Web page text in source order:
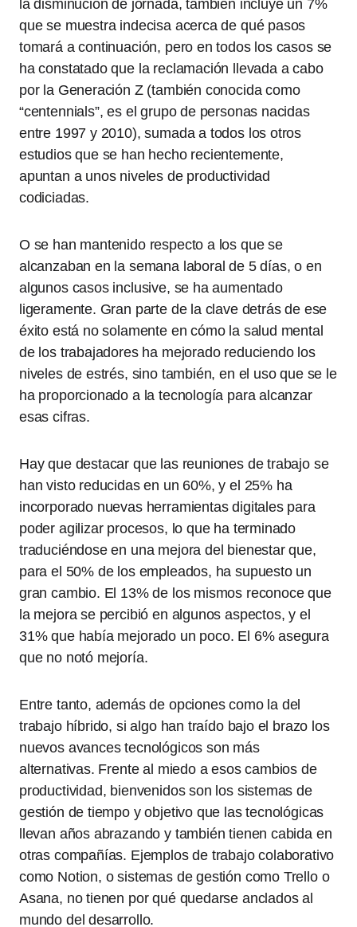
la disminución de jornada, también incluye un 7%
que se muestra indecisa acerca de qué pasos
tomará a continuación, pero en todos los casos se
ha constatado que la reclamación llevada a cabo
por la Generación Z (también conocida como
“centennials”, es el grupo de personas nacidas
entre 1997 y 2010), sumada a todos los otros
estudios que se han hecho recientemente,
apuntan a unos niveles de productividad
codiciadas.
O se han mantenido respecto a los que se
alcanzaban en la semana laboral de 5 días, o en
algunos casos inclusive, se ha aumentado
ligeramente. Gran parte de la clave detrás de ese
éxito está no solamente en cómo la salud mental
de los trabajadores ha mejorado reduciendo los
niveles de estrés, sino también, en el uso que se le
ha proporcionado a la tecnología para alcanzar
esas cifras.
Hay que destacar que las reuniones de trabajo se
han visto reducidas en un 60%, y el 25% ha
incorporado nuevas herramientas digitales para
poder agilizar procesos, lo que ha terminado
traduciéndose en una mejora del bienestar que,
para el 50% de los empleados, ha supuesto un
gran cambio. El 13% de los mismos reconoce que
la mejora se percibió en algunos aspectos, y el
31% que había mejorado un poco. El 6% asegura
que no notó mejoría.
Entre tanto, además de opciones como la del
trabajo híbrido, si algo han traído bajo el brazo los
nuevos avances tecnológicos son más
alternativas. Frente al miedo a esos cambios de
productividad, bienvenidos son los sistemas de
gestión de tiempo y objetivo que las tecnológicas
llevan años abrazando y también tienen cabida en
otras compañías. Ejemplos de trabajo colaborativo
como Notion, o sistemas de gestión como Trello o
Asana, no tienen por qué quedarse anclados al
mundo del desarrollo.